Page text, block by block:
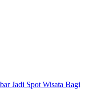
Jadi Spot Wisata Bagi